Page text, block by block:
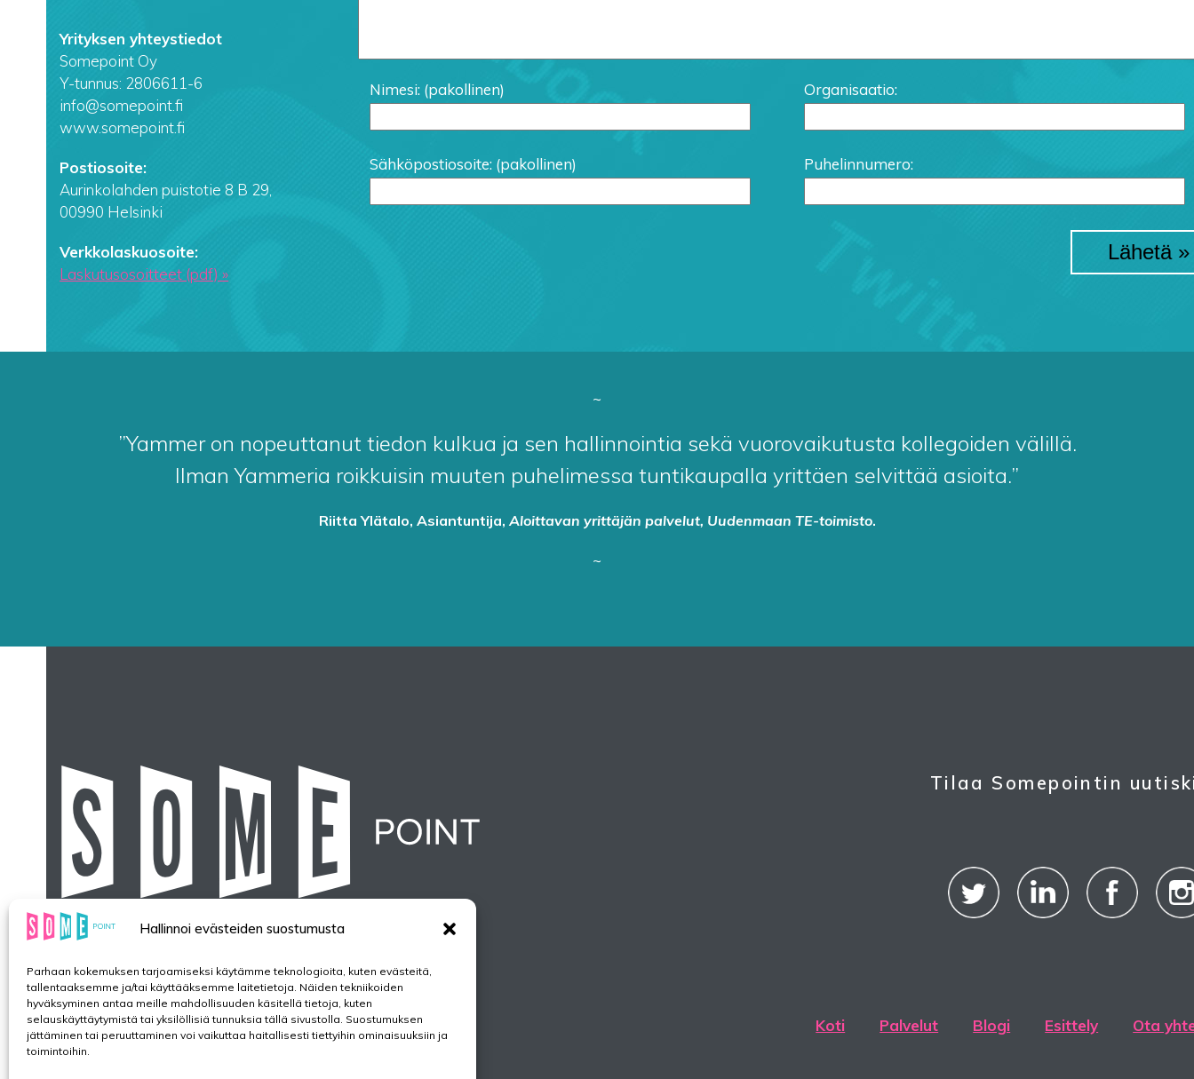
Hallinnoi evästeiden suostumusta
Parhaan kokemuksen tarjoamiseksi käytämme teknologioita, kuten evästeitä,
tallentaaksemme ja/tai käyttääksemme laitetietoja. Näiden tekniikoiden
hyväksyminen antaa meille mahdollisuuden käsitellä tietoja, kuten
selauskäyttäytymistä tai yksilöllisiä tunnuksia tällä sivustolla. Suostumuksen
jättäminen tai peruuttaminen voi vaikuttaa haitallisesti tiettyihin ominaisuuksiin ja
toimintoihin.
Yrityksen yhteystiedot
Somepoint Oy
Y-tunnus: 2806611-6
info@somepoint.fi
www.somepoint.fi
Postiosoite:
Aurinkolahden puistotie 8 B 29,
00990 Helsinki
Verkkolaskuosoite:
Laskutusosoitteet (pdf) »
Nimesi: (pakollinen) Organisaatio:
Sähköpostiosoite: (pakollinen) Puhelinnumero:
~
”Yammer on nopeuttanut tiedon kulkua ja sen hallinnointia sekä vuorovaikutusta kollegoiden välillä.
Ilman Yammeria roikkuisin muuten puhelimessa tuntikaupalla yrittäen selvittää asioita.”
Riitta Ylätalo, Asiantuntija, Aloittavan yrittäjän palvelut, Uudenmaan TE-toimisto.
~
Tilaa Somepointin
Koti Palvelut Blogi Esittely Ota